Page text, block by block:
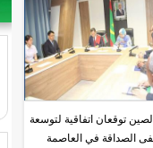
توقعان اتفاقية لتوسعة
الصداقة في العاصمة